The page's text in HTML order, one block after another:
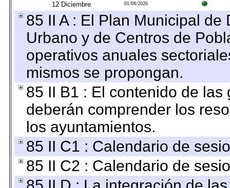
12 Diciembre 01/08/2026
85 II A : El Plan Municipal
Urbano y de Centros de
operativos anuales
mismos se propongan.
85 II B1 : El contenido de
deberán comprender los
los ayuntamientos.
85 II C1 : Calendario de
85 II C2 : Calendario de